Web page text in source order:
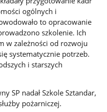
ogólnych i
to opracowanie
szkolenie. Ich
w zależności od rozwoju
systematycznie potrzeb.
i starszych
SP nadał Szkole Sztandar,
pożarniczej.